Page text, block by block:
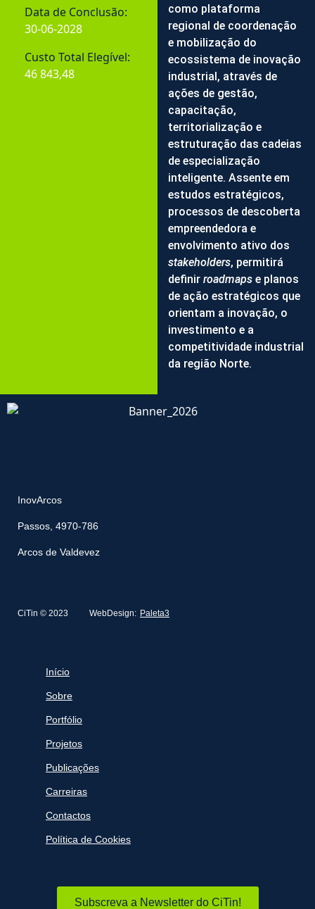
Data de Conclusão:
30-06-2028
Custo Total Elegível:
46 843,48
como plataforma
regional de coordenação
e mobilização do
ecossistema de inovação
industrial, através de
ações de gestão,
capacitação,
territorialização e
estruturação das cadeias
de especialização
inteligente. Assente em
estudos estratégicos,
processos de descoberta
empreendedora e
envolvimento ativo dos
stakeholders, permitirá
definir roadmaps e planos
de ação estratégicos que
orientam a inovação, o
investimento e a
competitividade industrial
da região Norte.
InovArcos
Passos, 4970-786
Arcos de Valdevez
CiTin © 2023 WebDesign: Paleta3
Início
Sobre
Portfólio
Projetos
Publicações
Carreiras
Contactos
Política de Cookies
Subscreva a Newsletter do CiTin!